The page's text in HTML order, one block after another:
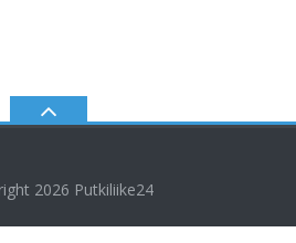
2026 Putkiliike24